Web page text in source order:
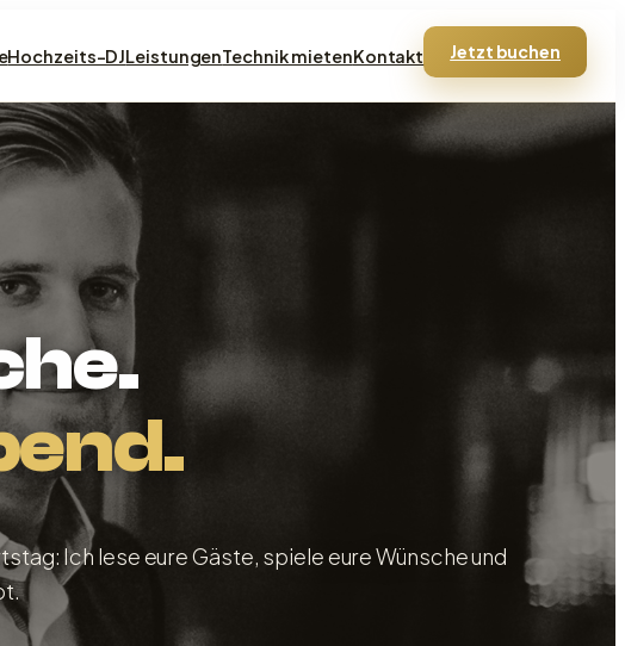
Hochzeits-DJLeistungenTechnik mietenKontakt Jetzt buchen
Ich lese eure Gäste, spiele eure Wünsche und